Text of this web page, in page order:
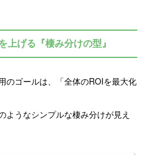
げる『棲み分けの型』
のゴールは、「全体のROIを最大化
ようなシンプルな棲み分けが見え